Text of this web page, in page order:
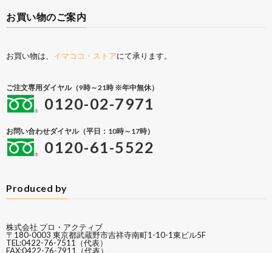
お買い物のご案内
お買い物は、 イマココ・ストアにて承ります。
ご注文専用ダイヤル（9時～21時 ※年中無休）
0120-02-7971
お問い合わせダイヤル（平日：10時～17時）
0120-61-5522
Produced by
株式会社 プロ・アクティブ
〒180-0003 東京都武蔵野市吉祥寺南町1-10-1東ビル5F
TEL:0422-76-7511（代表）
FAX:0422-76-7911（代表）